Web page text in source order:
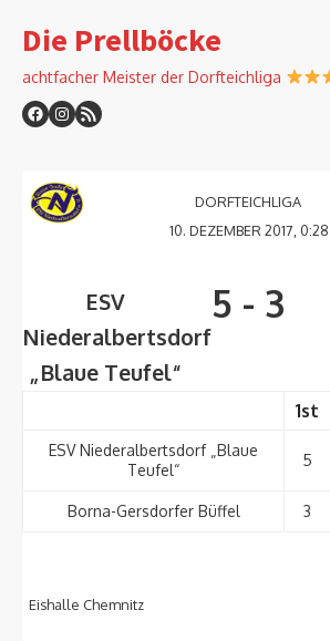
to
Die Prellböcke
achtfacher Meister der Dorfteichliga
DORFTEICHLIGA
10. DEZEMBER 2017, 0:28
ESV
Niederalbertsdorf
„Blaue Teufel“
5 - 3
1st
ESV Niederalbertsdorf „Blaue
Teufel“
5
Borna-Gersdorfer Büffel 3
Eishalle Chemnitz